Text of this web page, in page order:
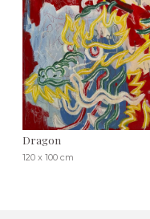
Dragon
120 x 100 cm